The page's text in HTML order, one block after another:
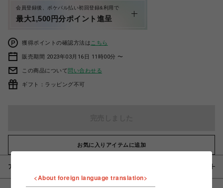
会員登録後、ポケパル払い初回登録&利用で
最大1,500円分ポイント進呈
獲得ポイントの確認方法は こちら
販売期間 2023年03月16日 11時00分 〜
この商品について問い合わせる
ギフト：ラッピング不可
お気に入りアイテムに追加
アイテム説明 / 素材
<About foreign language translation>